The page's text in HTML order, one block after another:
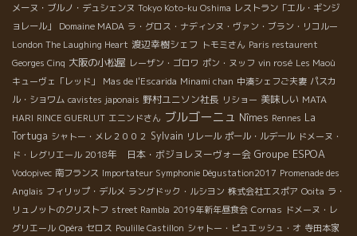
メーヌ・ブルノ・デュシェンヌ Tokyo Koto-ku Oshima レストラン「エル・ギンジ
ョレール」
Domaine MADA ラ・グロス・ナディンヌ・ヴァン・ブラン・リコルー
London The Laughing Heart 渡辺幸樹シェフ トモミさん Paris restaurent
Georges Cinq 大阪の小松屋 レーザン・ゴロワ ポン・ヌッフ vin rosé Les Maoù
キューヴェ「レッド」
Mas de l'Escarida Minami chan 中湊シェフご夫妻 パスカ
ル・ショワム cavistes japonais 野村ユニソン社長 リショー 美味しい MATA
HARI RINCE GUERLUT エニンドさん ブルゴーニュ Nîmes Rennes La
Tortuga シャトー・メレ２００２ Sylvain リレール ポール・ルデール ドメーヌ・
ド・レグリエール 2018年 日本・ボジョレヌーヴォー会 Groupe ESPOA
Vodopivec 南フランス Importateur Symphonie Dégustation2017 Promenade des
Anglais フィリップ・デルメ ラングドック・ルシヨン 株式会社エスポア Ooita ラ・
リュノットのクリストフ street Rambla 2019年新年昼食会 Cornas ドメーヌ・レ
グリエール Opéra セロス Poulille Castillon シャトー・ピュエッシュ・オ 寺田本家